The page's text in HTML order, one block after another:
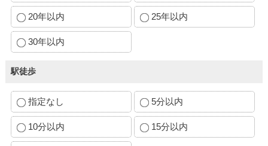
20年以内 25年以内
30年以内
駅徒歩
指定なし 5分以内
10分以内 15分以内